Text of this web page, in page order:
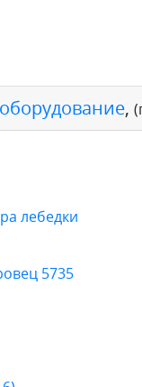
,
лебедки
5735